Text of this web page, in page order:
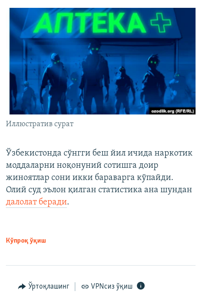
Иллюстратив сурат
Ўзбекистонда сўнгги беш йил ичида наркотик
моддаларни ноқонуний сотишга доир
жиноятлар сони икки бараварга кўпайди.
Олий суд эълон қилган статистика ана шундан
далолат беради.
Кўпроқ ўқиш
Ўртоқлашинг VPNсиз ўқиш